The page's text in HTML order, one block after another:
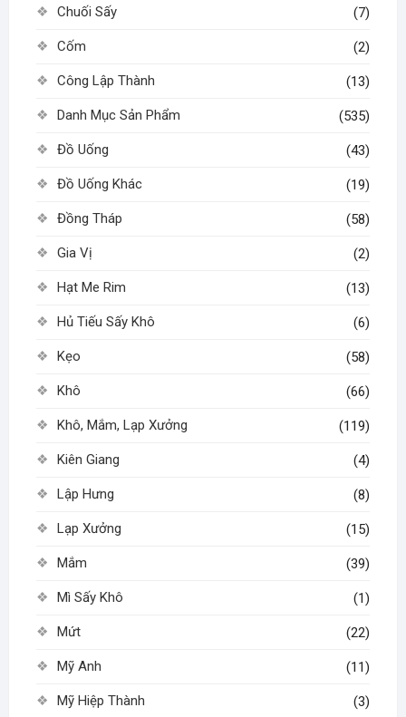
Chuối Sấy (7)
Cốm (2)
Công Lập Thành (13)
Danh Mục Sản Phẩm (535)
Đồ Uống (43)
Đồ Uống Khác (19)
Đồng Tháp (58)
Gia Vị (2)
Hạt Me Rim (13)
Hủ Tiếu Sấy Khô (6)
Kẹo (58)
Khô (66)
Khô, Mắm, Lạp Xưởng (119)
Kiên Giang (4)
Lập Hưng (8)
Lạp Xưởng (15)
Mắm (39)
Mì Sấy Khô (1)
Mứt (22)
Mỹ Anh (11)
Mỹ Hiệp Thành (3)